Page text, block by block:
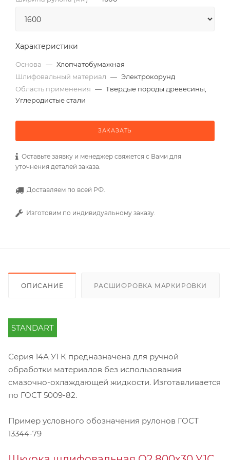
Характеристики
Основа — Хлопчатобумажная
Шлифовальный материал — Электрокорунд
Область применения — Твердые породы древесины,
Углеродистые стали
ЗАКАЗАТЬ
Оставьте заявку и менеджер свяжется с Вами для
уточнения деталей заказа.
Доставляем по всей РФ.
Изготовим по индивидуальному заказу.
ОПИСАНИЕ РАСШИФРОВКА МАРКИРОВКИ
STANDART
Серия 14А У1 К предназначена для ручной
обработки материалов без использования
смазочно-охлаждающей жидкости. Изготавливается
по ГОСТ 5009-82.
Пример условного обозначения рулонов ГОСТ
13344-79